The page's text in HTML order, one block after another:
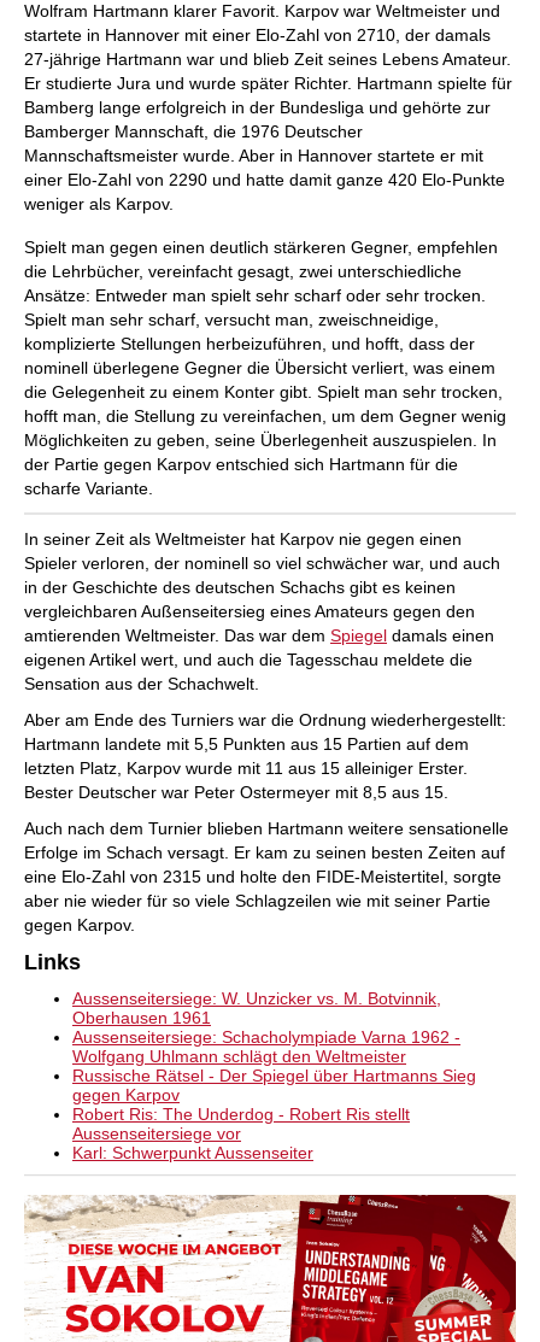
Wolfram Hartmann klarer Favorit. Karpov war Weltmeister und
startete in Hannover mit einer Elo-Zahl von 2710, der damals
27-jährige Hartmann war und blieb Zeit seines Lebens Amateur.
Er studierte Jura und wurde später Richter. Hartmann spielte für
Bamberg lange erfolgreich in der Bundesliga und gehörte zur
Bamberger Mannschaft, die 1976 Deutscher
Mannschaftsmeister wurde. Aber in Hannover startete er mit
einer Elo-Zahl von 2290 und hatte damit ganze 420 Elo-Punkte
weniger als Karpov.
Spielt man gegen einen deutlich stärkeren Gegner, empfehlen
die Lehrbücher, vereinfacht gesagt, zwei unterschiedliche
Ansätze: Entweder man spielt sehr scharf oder sehr trocken.
Spielt man sehr scharf, versucht man, zweischneidige,
komplizierte Stellungen herbeizuführen, und hofft, dass der
nominell überlegene Gegner die Übersicht verliert, was einem
die Gelegenheit zu einem Konter gibt. Spielt man sehr trocken,
hofft man, die Stellung zu vereinfachen, um dem Gegner wenig
Möglichkeiten zu geben, seine Überlegenheit auszuspielen. In
der Partie gegen Karpov entschied sich Hartmann für die
scharfe Variante.
In seiner Zeit als Weltmeister hat Karpov nie gegen einen
Spieler verloren, der nominell so viel schwächer war, und auch
in der Geschichte des deutschen Schachs gibt es keinen
vergleichbaren Außenseitersieg eines Amateurs gegen den
amtierenden Weltmeister. Das war dem Spiegel damals einen
eigenen Artikel wert, und auch die Tagesschau meldete die
Sensation aus der Schachwelt.
Aber am Ende des Turniers war die Ordnung wiederhergestellt:
Hartmann landete mit 5,5 Punkten aus 15 Partien auf dem
letzten Platz, Karpov wurde mit 11 aus 15 alleiniger Erster.
Bester Deutscher war Peter Ostermeyer mit 8,5 aus 15.
Auch nach dem Turnier blieben Hartmann weitere sensationelle
Erfolge im Schach versagt. Er kam zu seinen besten Zeiten auf
eine Elo-Zahl von 2315 und holte den FIDE-Meistertitel, sorgte
aber nie wieder für so viele Schlagzeilen wie mit seiner Partie
gegen Karpov.
Links
Aussenseitersiege: W. Unzicker vs. M. Botvinnik,
Oberhausen 1961
Aussenseitersiege: Schacholympiade Varna 1962 -
Wolfgang Uhlmann schlägt den Weltmeister
Russische Rätsel - Der Spiegel über Hartmanns Sieg
gegen Karpov
Robert Ris: The Underdog - Robert Ris stellt
Aussenseitersiege vor
Karl: Schwerpunkt Aussenseiter